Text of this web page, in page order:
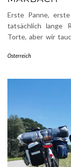
Erste Panne,
tatsächlich lange
Torte, aber wir
Österreich